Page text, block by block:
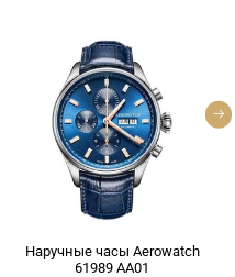
Наручные часы Aerowatch
61989 AA01